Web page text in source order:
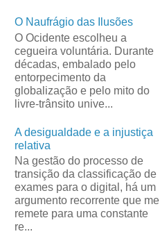
O Naufrágio das Ilusões
O Ocidente escolheu a
cegueira voluntária. Durante
décadas, embalado pelo
entorpecimento da
globalização e pelo mito do
livre-trânsito unive...
A desigualdade e a injustiça
relativa
Na gestão do processo de
transição da classificação de
exames para o digital, há um
argumento recorrente que me
remete para uma constante
re...